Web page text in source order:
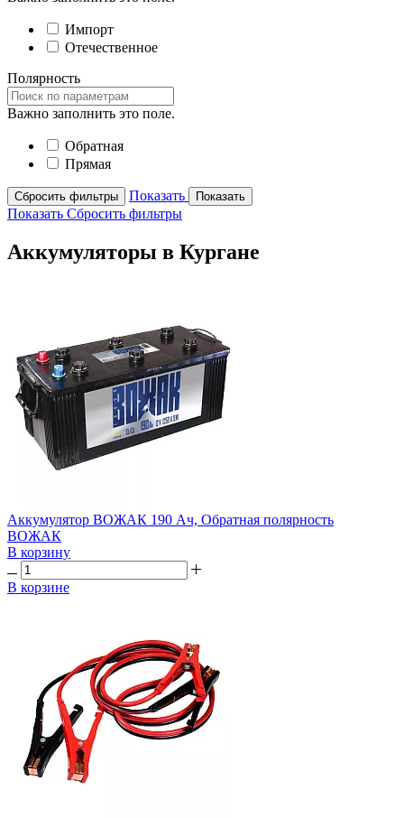
Импорт
Отечественное
Полярность
Важно заполнить это поле.
Обратная
Прямая
Сбросить фильтры Показать Показать
Показать Сбросить фильтры
Аккумуляторы в Кургане
Аккумулятор ВОЖАК 190 Ач, Обратная полярность
ВОЖАК
В корзину
В корзине